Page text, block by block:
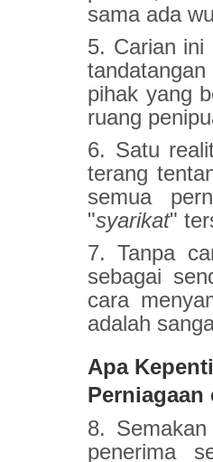
sama ada
5. Carian ini
pihak yang
ruang
6. Satu
terang
semua
"syarikat"
7. Tanpa
sebagai
cara
adalah
Apa
Perniagaan
8.
penerima